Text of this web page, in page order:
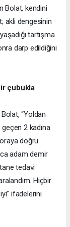
Bolat, kendini
akli dengesinin
tartışma
darp edildiğini
çubukla
“Yoldan
2 kadına
doğru
adam demir
tedavi
Hiçbir
ifadelerini